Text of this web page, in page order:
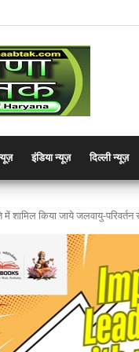
इंडिया न्यूज़ दिल्ली न्यूज़
में शामिल किया जाये जलवायु-